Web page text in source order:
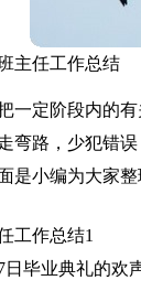
主任工作总结
一定阶段内的
弯路，少犯错
是小编为大家
工作总结1
日毕业典礼的欢